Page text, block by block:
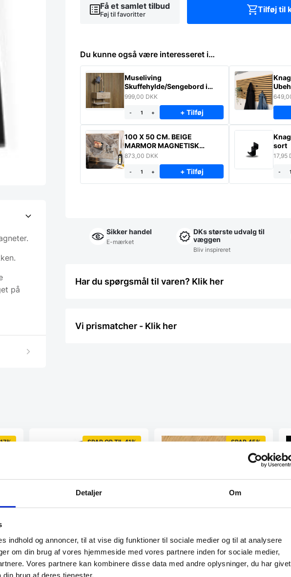
Detaljer Om
indhold og annoncer, til at vise dig funktioner til sociale medier og til at analysere
om din brug af vores hjemmeside med vores partnere inden for sociale medier,
Vores partnere kan kombinere disse data med andre oplysninger, du har givet
brug af deres tjenester.
på
Få et samlet tilbud
Føj til favoritter Tilføj til
Du kunne også være interesseret i…
Museliving
Skuffehylde/Sengebord i
massiv eg
999,00 DKK
- + + Tilføj
100 X 50 CM. BEIGE
MARMOR MAGNETISK
STÆNKPLADE
873,00 DKK
- + + Tilføj
sort
17,95
-
Sikker handel
E-mærket
DKs største udvalg til
væggen
Bliv inspireret
Har du spørgsmål til varen? Klik her
Vi prismatcher - Klik her
SPAR OP TIL 41%
10 cm. Super stæk Magnet –
flere farver
10 cm. NAGA nord Super Stærk
SPAR 45%
Super stærk magnet hexagon
med egefiner (2 stk)